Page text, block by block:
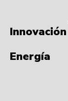
Innovación
Energía